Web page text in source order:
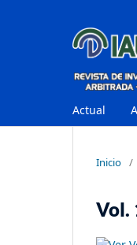
Actual
Inicio /
Vol.